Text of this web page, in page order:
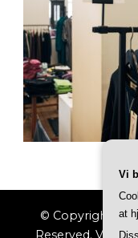
© Copyright
Reserved. Vilva |
Vi
at